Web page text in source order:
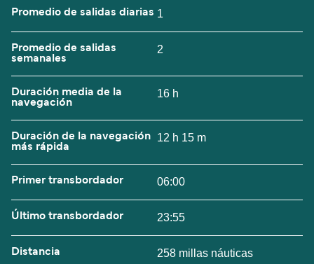
Promedio de salidas diarias 1
Promedio de salidas
semanales
2
Duración media de la
navegación
16 h
Duración de la navegación
más rápida
12 h 15 m
Primer transbordador 06:00
Último transbordador 23:55
Distancia 258 millas náuticas